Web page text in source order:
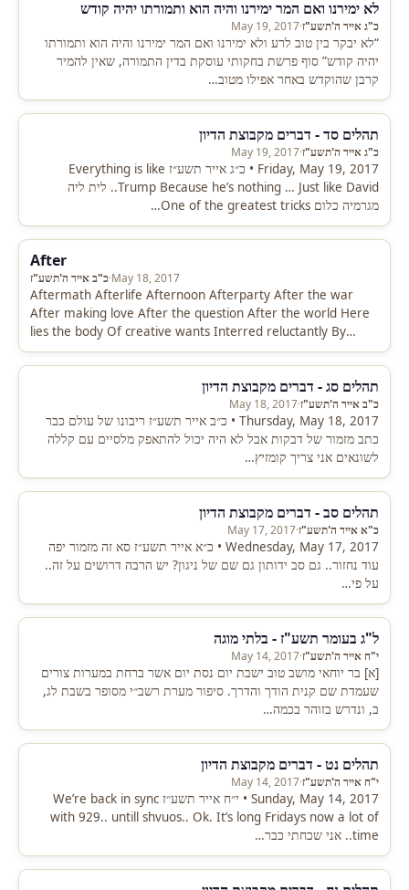
לא ימירנו ואם המר ימירנו והיה הוא ותמורתו יהיה קודש
כ"ג אייר ה'תשע"ז·
May 19, 2017
“לא יבקר בין טוב לרע ולא ימירנו ואם המר ימירנו והיה הוא ותמורתו
יהיה קודש” סוף פרשת בחקותי עוסקת בדין התמורה, שאין להמיר
קרבן שהוקדש באחר אפילו מטוב…
תהלים סד - דברים מקבוצת הדיון
כ"ג אייר ה'תשע"ז·
May 19, 2017
Friday, May 19, 2017 • כ״ג אייר תשע״ז Everything is like
Trump Because he’s nothing … Just like David.. לית ליה
מגרמיה כלום One of the greatest tricks…
After
כ"ב אייר ה'תשע"ז·May 18, 2017
Aftermath Afterlife Afternoon Afterparty After the war
After making love After the question After the world Here
lies the body Of creative wants Interred reluctantly By
various needs.…
תהלים סג - דברים מקבוצת הדיון
כ"ב אייר ה'תשע"ז·
May 18, 2017
Thursday, May 18, 2017 • כ״ב אייר תשע״ז ריבונו של עולם כבר
כתב מזמור של דבקות אבל לא היה יכול להתאפק מלסיים עם קללה
לשונאים אני צריך קומזיץ…
תהלים סב - דברים מקבוצת הדיון
כ"א אייר ה'תשע"ז·
May 17, 2017
Wednesday, May 17, 2017 • כ״א אייר תשע״ז סא זה מזמור יפה
עוד נחזור.. גם סב ידותון גם שם של ניגון? יש הרבה דרושים על זה..
על פי…
ל"ג בעומר תשע"ז - בלתי מוגה
י"ח אייר ה'תשע"ז·
May 14, 2017
[א] בר יוחאי מושב טוב ישבת יום נסת יום אשר ברחת במערות צורים
שעמדת שם קנית הודך והדרך. סיפור מערת רשב״י מסופר בשבת לג,
ב, ונדרש בזוהר בכמה…
תהלים נט - דברים מקבוצת הדיון
י"ח אייר ה'תשע"ז·
May 14, 2017
Sunday, May 14, 2017 • י״ח אייר תשע״ז We’re back in sync
with 929.. untill shvuos.. Ok. It’s long Fridays now a lot of
time.. אני שכחתי כבר…